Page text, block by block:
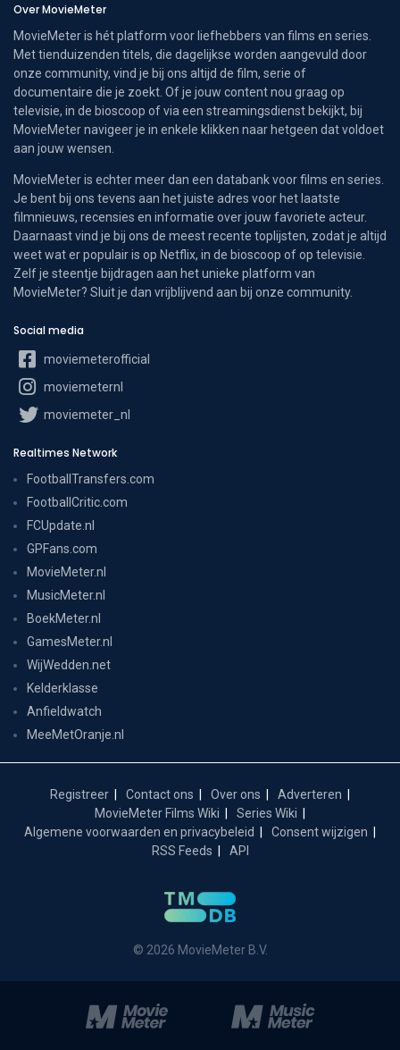
Over MovieMeter
MovieMeter is hét platform voor liefhebbers van films en series.
Met tienduizenden titels, die dagelijkse worden aangevuld door
onze community, vind je bij ons altijd de film, serie of
documentaire die je zoekt. Of je jouw content nou graag op
televisie, in de bioscoop of via een streamingsdienst bekijkt, bij
MovieMeter navigeer je in enkele klikken naar hetgeen dat voldoet
aan jouw wensen.
MovieMeter is echter meer dan een databank voor films en series.
Je bent bij ons tevens aan het juiste adres voor het laatste
filmnieuws, recensies en informatie over jouw favoriete acteur.
Daarnaast vind je bij ons de meest recente toplijsten, zodat je altijd
weet wat er populair is op Netflix, in de bioscoop of op televisie.
Zelf je steentje bijdragen aan het unieke platform van
MovieMeter? Sluit je dan vrijblijvend aan bij onze community.
Social media
moviemeterofficial
moviemeternl
moviemeter_nl
Realtimes Network
FootballTransfers.com
FootballCritic.com
FCUpdate.nl
GPFans.com
MovieMeter.nl
MusicMeter.nl
BoekMeter.nl
GamesMeter.nl
WijWedden.net
Kelderklasse
Anfieldwatch
MeeMetOranje.nl
Registreer Contact ons Over ons
Adverteren
MovieMeter Films Wiki
Series Wiki
Algemene voorwaarden en privacybeleid
Consent wijzigen
RSS Feeds
API
© 2026 MovieMeter B.V.